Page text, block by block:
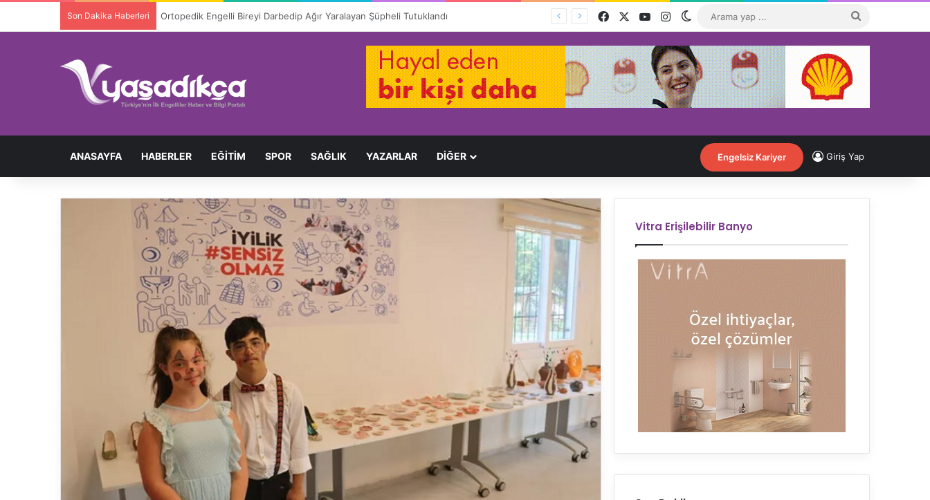
Son Dakika Haberleri Ortopedik Engelli Bireyi Darbedip Ağır Yaralayan Şüpheli Tutuklandı Facebook YouTubeInstagramDış görünümü değiştir
...
ANASAYFA HABERLER EĞITIM SPOR SAĞLIK YAZARLAR DİĞER Engelsiz Kariyer Giriş Yap
Vitra Erişilebilir Banyo